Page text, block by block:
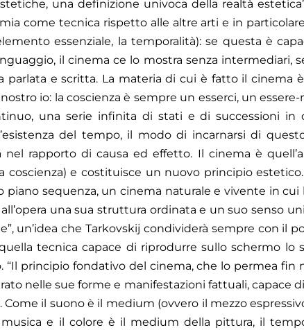
una definizione univoca della realtà
come tecnica rispetto alle altre arti e in
essenziale, la temporalità): se questa è
il cinema ce lo mostra senza intermediari,
parlata e scritta. La materia di cui è fatto il cinema
nostro io: la coscienza è sempre un esserci, un
una serie infinita di stati e di successioni in
del tempo, il modo di incarnarsi di
nel rapporto di causa ed effetto. Il cinema è
e costituisce un nuovo principio estetico.
sequenza, un cinema naturale e vivente in cui
una sua struttura ordinata e un suo senso
un’idea che Tarkovskij condividerà sempre con il
tecnica capace di riprodurre sullo schermo lo
“Il principio fondativo del cinema, che lo permea fin
nelle sue forme e manifestazioni fattuali, capace
il suono è il medium (ovvero il mezzo
e il colore è il medium della pittura, il